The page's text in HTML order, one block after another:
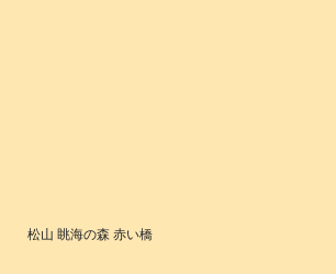
松山 眺海の森 赤い橋